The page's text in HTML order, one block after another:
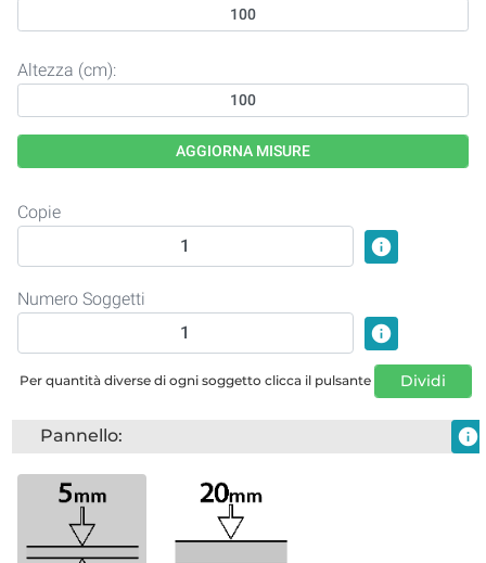
Altezza (cm):
AGGIORNA MISURE
Copie
info
Numero Soggetti
info
Per quantità diverse di ogni soggetto clicca il pulsante Dividi
Pannello: info